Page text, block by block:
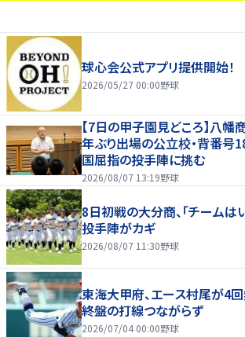
球心会公式アプリ提供開始！
2026/05/27 00:00野球
【7日の甲子園見どころ】八幡
年ぶり出場の公立校・背番号
国屈指の投手陣に挑む
2026/08/07 13:19野球
8日初戦の大分商、「チーム
投手陣がカギ
2026/08/07 11:30野球
東海大甲府、エース村尾が4
終盤の打線つながらず
2026/07/04 00:00野球